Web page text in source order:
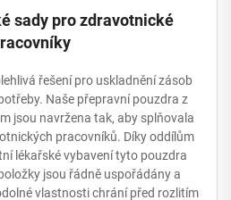
sady pro zdravotnické
řešení pro uskladnění zásob
Naše přepravní pouzdra z
jsou navržena tak, aby splňovala
pracovníků. Díky oddílům
lékařské vybavení tyto pouzdra
jsou řádně uspořádány a
vlastnosti chrání před rozlitím